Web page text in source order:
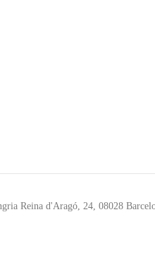
Reina d'Aragó, 24, 08028